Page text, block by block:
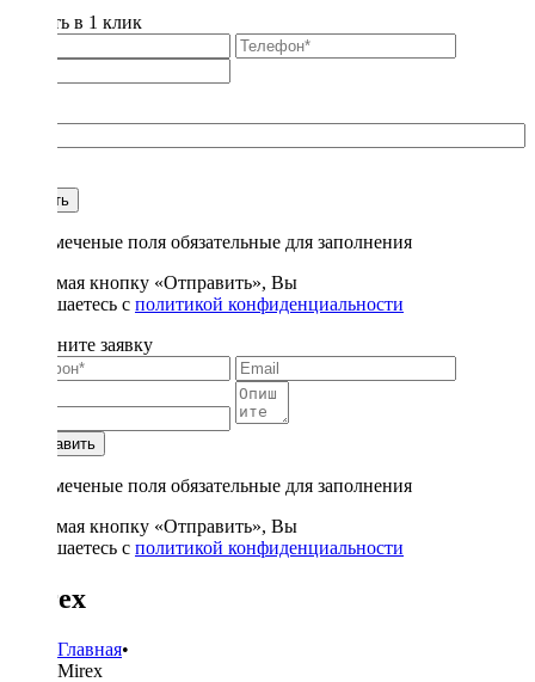
Купить в 1 клик
Купить
* - отмеченые поля обязательные для заполнения
Нажимая кнопку «Отправить», Вы
соглашаетесь с политикой конфиденциальности
Заполните заявку
Отправить
* - отмеченые поля обязательные для заполнения
Нажимая кнопку «Отправить», Вы
соглашаетесь с политикой конфиденциальности
Mirex
Главная•
Mirex